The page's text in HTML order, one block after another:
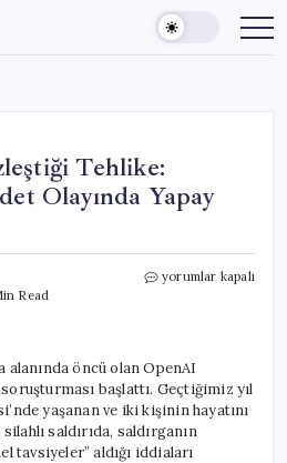
Tehlike:
Olayında Yapay
Read
OpenAI’nin
Olayında
Yapay
Zeka
İddiası
için
yorumlar kapalı
alanında öncü olan OpenAI
başlattı. Geçtiğimiz yıl
yaşanan ve iki kişinin hayatını
saldırıda, saldırganın
tavsiyeler” aldığı iddiaları